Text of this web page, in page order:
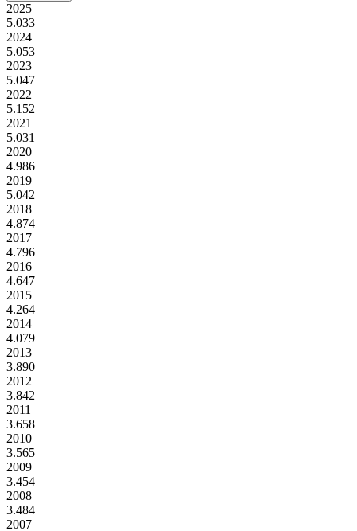
2025
5.033
2024
5.053
2023
5.047
2022
5.152
2021
5.031
2020
4.986
2019
5.042
2018
4.874
2017
4.796
2016
4.647
2015
4.264
2014
4.079
2013
3.890
2012
3.842
2011
3.658
2010
3.565
2009
3.454
2008
3.484
2007